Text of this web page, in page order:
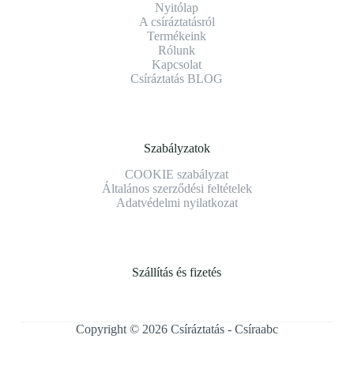
Nyitólap
A csíráztatásról
Termékeink
Rólunk
Kapcsolat
Csíráztatás BLOG
Szabályzatok
COOKIE szabályzat
Általános szerződési feltételek
Adatvédelmi nyilatkozat
Szállítás és fizetés
Copyright © 2026 Csíráztatás - Csíraabc